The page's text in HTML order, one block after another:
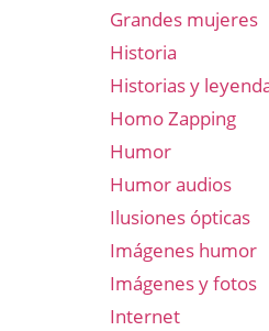
Grandes mujeres
Historia
Historias y
Homo Zapping
Humor
Humor audios
Ilusiones ópticas
Imágenes humor
Imágenes y fotos
Internet